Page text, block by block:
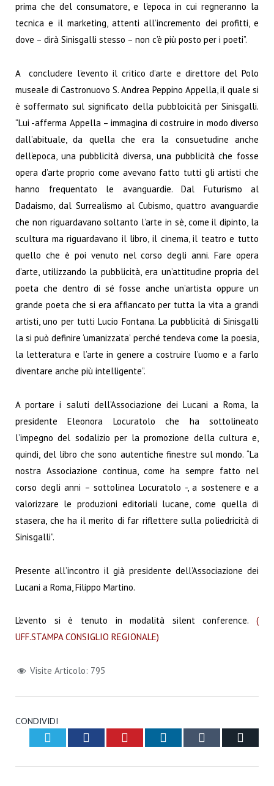
prima che del consumatore, e l’epoca in cui regneranno la
tecnica e il marketing, attenti all’incremento dei profitti, e
dove – dirà Sinisgalli stesso – non c’è più posto per i poeti”.
A concludere l’evento il critico d’arte e direttore del Polo
museale di Castronuovo S. Andrea Peppino Appella, il quale si
è soffermato sul significato della pubbloicità per Sinisgalli.
“Lui -afferma Appella – immagina di costruire in modo diverso
dall’abituale, da quella che era la consuetudine anche
dell’epoca, una pubblicità diversa, una pubblicità che fosse
opera d’arte proprio come avevano fatto tutti gli artisti che
hanno frequentato le avanguardie. Dal Futurismo al
Dadaismo, dal Surrealismo al Cubismo, quattro avanguardie
che non riguardavano soltanto l’arte in sè, come il dipinto, la
scultura ma riguardavano il libro, il cinema, il teatro e tutto
quello che è poi venuto nel corso degli anni. Fare opera
d’arte, utilizzando la pubblicità, era un’attitudine propria del
poeta che dentro di sé fosse anche un’artista oppure un
grande poeta che si era affiancato per tutta la vita a grandi
artisti, uno per tutti Lucio Fontana. La pubblicità di Sinisgalli
la si può definire ‘umanizzata’ perché tendeva come la poesia,
la letteratura e l’arte in genere a costruire l’uomo e a farlo
diventare anche più intelligente”.
A portare i saluti dell’Associazione dei Lucani a Roma, la
presidente Eleonora Locuratolo che ha sottolineato
l’impegno del sodalizio per la promozione della cultura e,
quindi, del libro che sono autentiche finestre sul mondo. “La
nostra Associazione continua, come ha sempre fatto nel
corso degli anni – sottolinea Locuratolo -, a sostenere e a
valorizzare le produzioni editoriali lucane, come quella di
stasera, che ha il merito di far riflettere sulla poliedricità di
Sinisgalli”.
Presente all’incontro il già presidente dell’Associazione dei
Lucani a Roma, Filippo Martino.
L’evento si è tenuto in modalità silent conference. (
UFF.STAMPA CONSIGLIO REGIONALE)
Visite Articolo: 795
CONDIVIDI
Twitter Facebook Pinterest LinkedIn Tumblr